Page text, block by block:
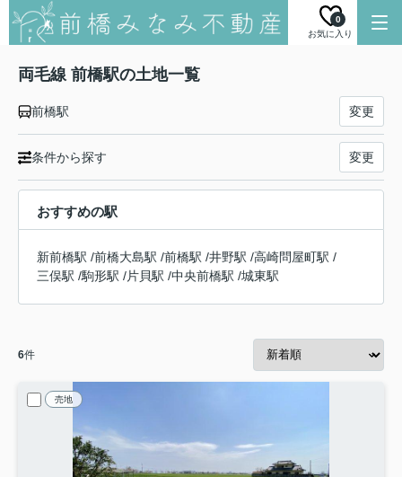
お気に入り
0
両毛線 前橋駅の土地一覧
前橋駅 変更
条件から探す 変更
おすすめの駅
新前橋駅 /前橋大島駅 /前橋駅 /井野駅 /高崎問屋町駅 /
三俣駅 /駒形駅 /片貝駅 /中央前橋駅 /城東駅
6件
売地